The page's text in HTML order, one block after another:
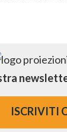
ISCRIVITI